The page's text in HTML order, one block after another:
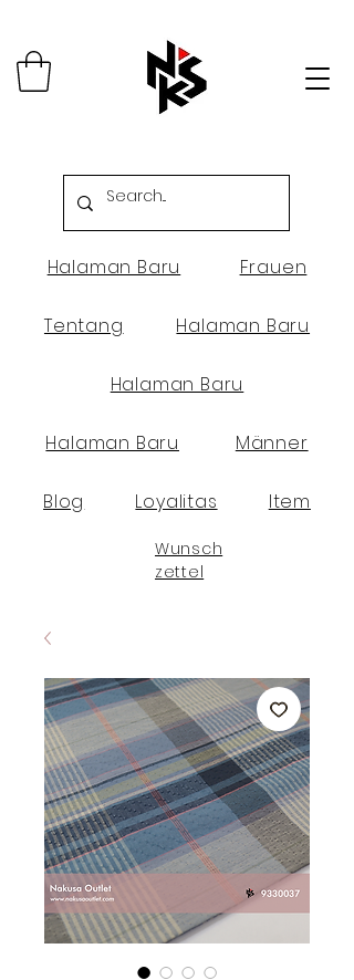
Halaman Baru Frauen
Tentang Halaman Baru
Halaman Baru
Halaman Baru Männer
Blog Loyalitas Item
Wunsch
zettel